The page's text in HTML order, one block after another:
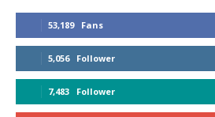
53,189 Fans
5,056 Follower
7,483 Follower